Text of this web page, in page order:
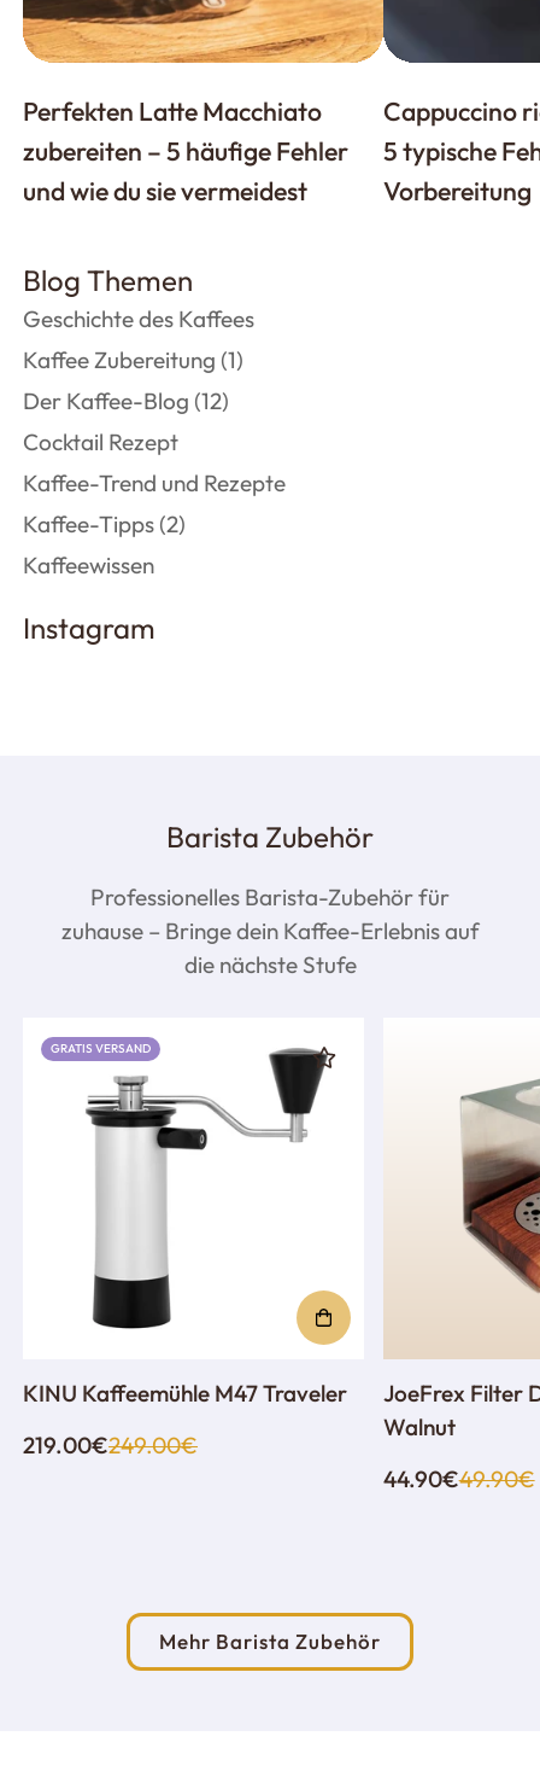
Perfekten Latte Macchiato
zubereiten – 5 häufige Fehler
und wie du sie vermeidest
Cappuccino
5 typische
Vorbereitung
Blog Themen
Geschichte des Kaffees
Kaffee Zubereitung (1)
Der Kaffee-Blog (12)
Cocktail Rezept
Kaffee-Trend und Rezepte
Kaffee-Tipps (2)
Kaffeewissen
Instagram
Barista Zubehör
Professionelles Barista-Zubehör für
zuhause – Bringe dein Kaffee-Erlebnis auf
die nächste Stufe
GRATIS VERSAND
KINU Kaffeemühle M47 Traveler
Verkaufspreis
219.00€Regulärer
249.00€
JoeFrex Filter
Walnut
44.90€49.90€
Mehr Barista Zubehör